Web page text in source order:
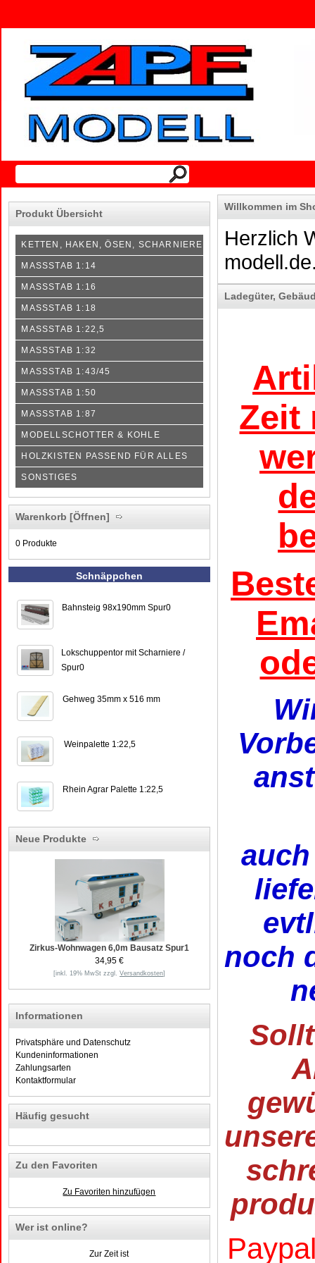
Produkt Übersicht
KETTEN, HAKEN, ÖSEN, SCHARNIERE
MASSSTAB 1:14
MASSSTAB 1:16
MASSSTAB 1:18
MASSSTAB 1:22,5
MASSSTAB 1:32
MASSSTAB 1:43/45
MASSSTAB 1:50
MASSSTAB 1:87
MODELLSCHOTTER & KOHLE
HOLZKISTEN PASSEND FÜR ALLES
SONSTIGES
Warenkorb [Öffnen]
0 Produkte
Schnäppchen
Bahnsteig 98x190mm Spur0
Lokschuppentor mit Scharniere /
Spur0
Gehweg 35mm x 516 mm
Weinpalette 1:22,5
Rhein Agrar Palette 1:22,5
Neue Produkte
Zirkus-Wohnwagen 6,0m Bausatz Spur1
34,95 €
[inkl. 19% MwSt zzgl. Versandkosten]
Informationen
Privatsphäre und Datenschutz
Kundeninformationen
Zahlungsarten
Kontaktformular
Häufig gesucht
Zu den Favoriten
Zu Favoriten hinzufügen
Wer ist online?
Zur Zeit ist
Willkommen im
Herzlich
Ladegüter,
Zeit
noch